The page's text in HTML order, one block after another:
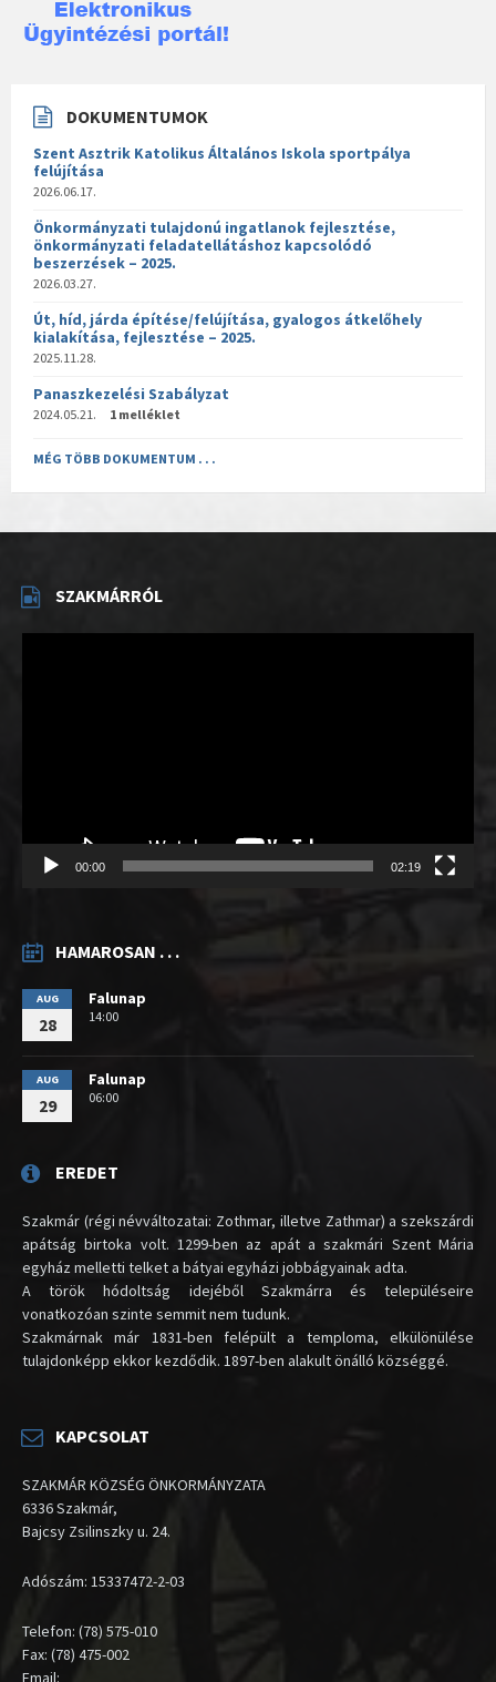
DOKUMENTUMOK
Szent Asztrik Katolikus Általános Iskola sportpálya
felújítása
2026.06.17.
Önkormányzati tulajdonú ingatlanok fejlesztése,
önkormányzati feladatellátáshoz kapcsolódó
beszerzések – 2025.
2026.03.27.
Út, híd, járda építése/felújítása, gyalogos átkelőhely
kialakítása, fejlesztése – 2025.
2025.11.28.
Panaszkezelési Szabályzat
2024.05.21. 1 melléklet
MÉG TÖBB DOKUMENTUM . . .
SZAKMÁRRÓL
00:00 02:19
HAMAROSAN . . .
AUG
28
Falunap
14:00
AUG
29
Falunap
06:00
EREDET
Szakmár (régi névváltozatai: Zothmar, illetve Zathmar) a szekszárdi
apátság birtoka volt. 1299-ben az apát a szakmári Szent Mária
egyház melletti telket a bátyai egyházi jobbágyainak adta.
A török hódoltság idejéből Szakmárra és településeire
vonatkozóan szinte semmit nem tudunk.
Szakmárnak már 1831-ben felépült a temploma, elkülönülése
tulajdonképp ekkor kezdődik. 1897-ben alakult önálló községgé.
KAPCSOLAT
SZAKMÁR KÖZSÉG ÖNKORMÁNYZATA
6336 Szakmár,
Bajcsy Zsilinszky u. 24.
Adószám: 15337472-2-03
Telefon: (78) 575-010
Fax: (78) 475-002
Email: